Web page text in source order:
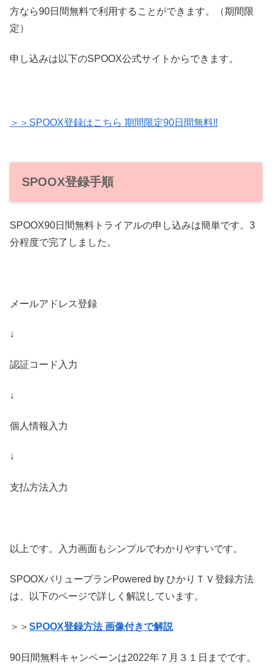
方なら90日間無料で利用することができます。（期間限
定）
申し込みは以下のSPOOX公式サイトからできます。
＞＞SPOOX登録はこちら 期間限定90日間無料‼
SPOOX登録手順
SPOOX90日間無料トライアルの申し込みは簡単です。3
分程度で完了しました。
メールアドレス登録
↓
認証コード入力
↓
個人情報入力
↓
支払方法入力
以上です。入力画面もシンプルでわかりやすいです。
SPOOXバリュープランPowered by ひかりＴＶ登録方法
は、以下のページで詳しく解説しています。
＞＞ SPOOX登録方法 画像付きで解説
90日間無料キャンペーンは2022年７月３１日までです。